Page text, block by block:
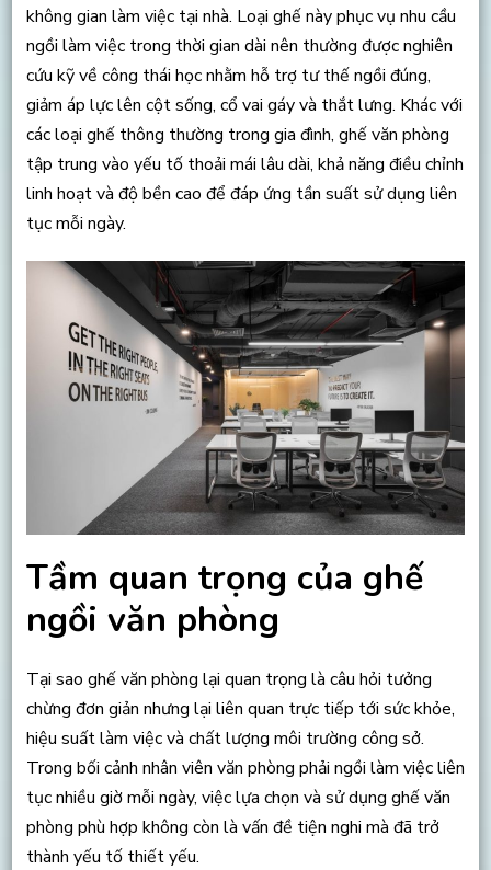
không gian làm việc tại nhà. Loại ghế này phục vụ nhu cầu
ngồi làm việc trong thời gian dài nên thường được nghiên
cứu kỹ về công thái học nhằm hỗ trợ tư thế ngồi đúng,
giảm áp lực lên cột sống, cổ vai gáy và thắt lưng. Khác với
các loại ghế thông thường trong gia đình, ghế văn phòng
tập trung vào yếu tố thoải mái lâu dài, khả năng điều chỉnh
linh hoạt và độ bền cao để đáp ứng tần suất sử dụng liên
tục mỗi ngày.
Tầm quan trọng của ghế
ngồi văn phòng
Tại sao ghế văn phòng lại quan trọng là câu hỏi tưởng
chừng đơn giản nhưng lại liên quan trực tiếp tới sức khỏe,
hiệu suất làm việc và chất lượng môi trường công sở.
Trong bối cảnh nhân viên văn phòng phải ngồi làm việc liên
tục nhiều giờ mỗi ngày, việc lựa chọn và sử dụng ghế văn
phòng phù hợp không còn là vấn đề tiện nghi mà đã trở
thành yếu tố thiết yếu.